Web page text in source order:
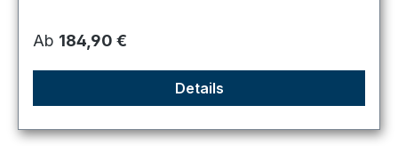
Regulärer Preis:
Ab 184,90 €
Details